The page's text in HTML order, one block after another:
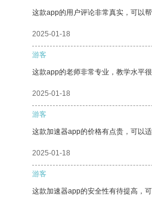
这款app的用户评论非常真实，可以
2025-01-18
游客
这款app的老师非常专业，教学水平
2025-01-18
游客
这款加速器app的价格有点贵，可以
2025-01-18
游客
这款加速器app的安全性有待提高，